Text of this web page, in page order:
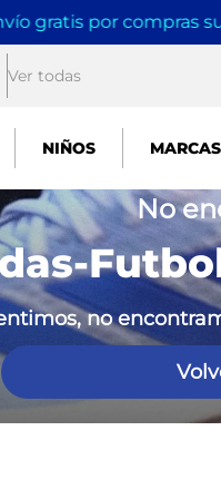
gratis por compras
Ver todas
NIÑOS MARCAS
No
no